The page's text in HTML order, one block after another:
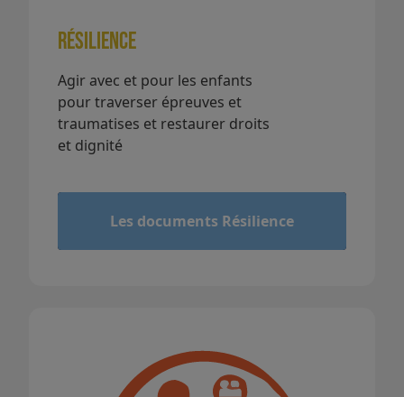
Résilience
Agir avec et pour les enfants
pour traverser épreuves et
traumatises et restaurer droits
et dignité
Les documents Résilience